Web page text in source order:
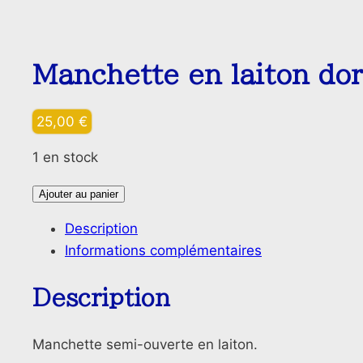
Manchette en laiton
25,00 €
1 en stock
quantité
Manchette
doré
Ajouter au panier
Description
Informations complémentaires
Description
Manchette semi-ouverte en laiton.